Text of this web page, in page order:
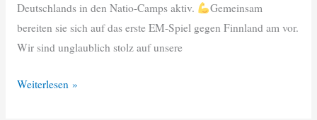
Deutschlands in den Natio-Camps aktiv.
Gemeinsam
bereiten sie sich auf das erste EM-Spiel gegen Finnland am vor.
Wir sind unglaublich stolz auf unsere
Miners
Weiterlesen »